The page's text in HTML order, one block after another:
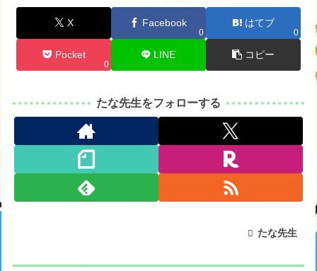
X Facebook
0
はてブ
0
Pocket
0
LINE コピー
たな先生をフォローする
たな先生